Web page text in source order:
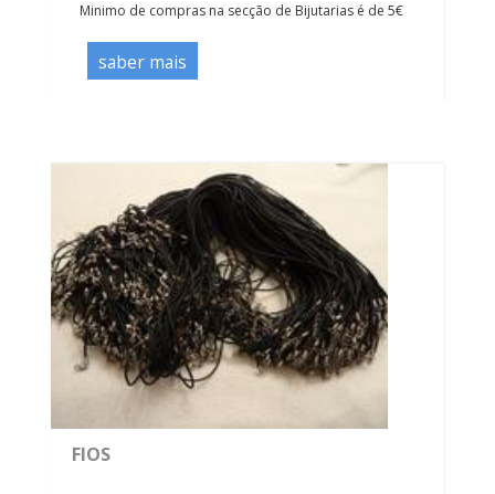
Minimo de compras na secção de Bijutarias é de 5€
saber mais
FIOS